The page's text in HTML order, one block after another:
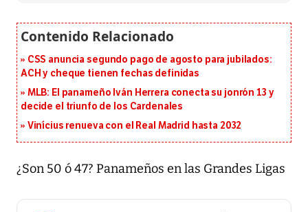
CSS anuncia segundo pago de agosto para jubilados:
ACH y cheque tienen fechas definidas
MLB: El panameño Iván Herrera conecta su jonrón 13 y
decide el triunfo de los Cardenales
Vinícius renueva con el Real Madrid hasta 2032
¿Son 50 ó 47? Panameños en las Grandes Ligas